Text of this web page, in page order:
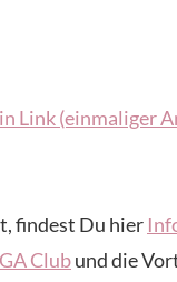
Link (einmaliger
findest Du hier
Clubund die